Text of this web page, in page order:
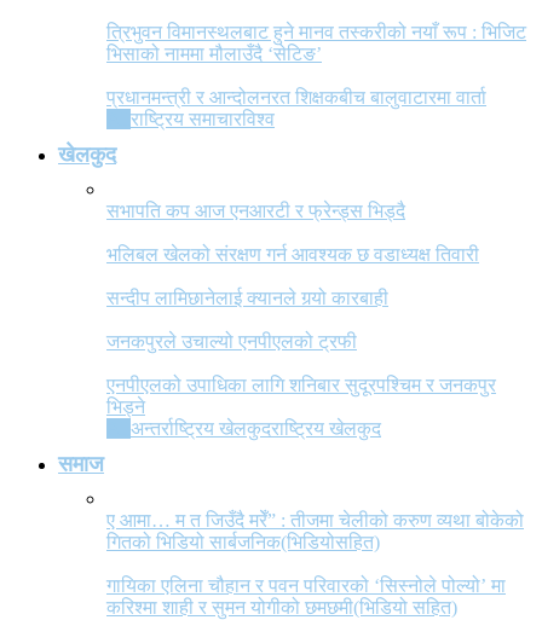
त्रिभुवन विमानस्थलबाट हुने मानव तस्करीको नयाँ रूप : भिजिट
भिसाको नाममा मौलाउँदै ‘सेटिङ’
प्रधानमन्त्री र आन्दोलनरत शिक्षकबीच बालुवाटारमा वार्ता
राष्ट्रिय समाचारविश्व
खेलकुद
सभापति कप आज एनआरटी र फ्रेन्ड्स भिड्दै
भलिबल खेलको संरक्षण गर्न आवश्यक छ वडाध्यक्ष तिवारी
सन्दीप लामिछानेलाई क्यानले गर्‍यो कारबाही
जनकपुरले उचाल्यो एनपीएलको ट्रफी
एनपीएलको उपाधिका लागि शनिबार सुदूरपश्चिम र जनकपुर
भिड्ने
अन्तर्राष्ट्रिय खेलकुदराष्ट्रिय खेलकुद
समाज
ए आमा… म त जिउँदै मरेँ” : तीजमा चेलीको करुण व्यथा बोकेको
गितको भिडियो सार्बजनिक(भिडियोसहित)
गायिका एलिना चौहान र पवन परिवारको ‘सिस्नोले पोल्यो’ मा
करिश्मा शाही र सुमन योगीको छमछमी(भिडियो सहित)